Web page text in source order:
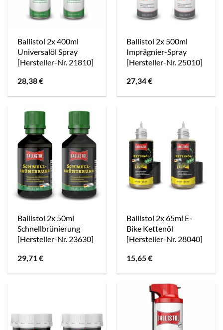
Ballistol 2x 400ml
Universalöl Spray
[Hersteller-Nr. 21810]
28,38€
Ballistol 2x 500ml
Imprägnier-Spray
[Hersteller-Nr. 25010]
27,34€
Ballistol 2x 50ml
Schnellbrünierung
[Hersteller-Nr. 23630]
29,71€
Ballistol 2x 65ml E-
Bike Kettenöl
[Hersteller-Nr. 28040]
15,65€